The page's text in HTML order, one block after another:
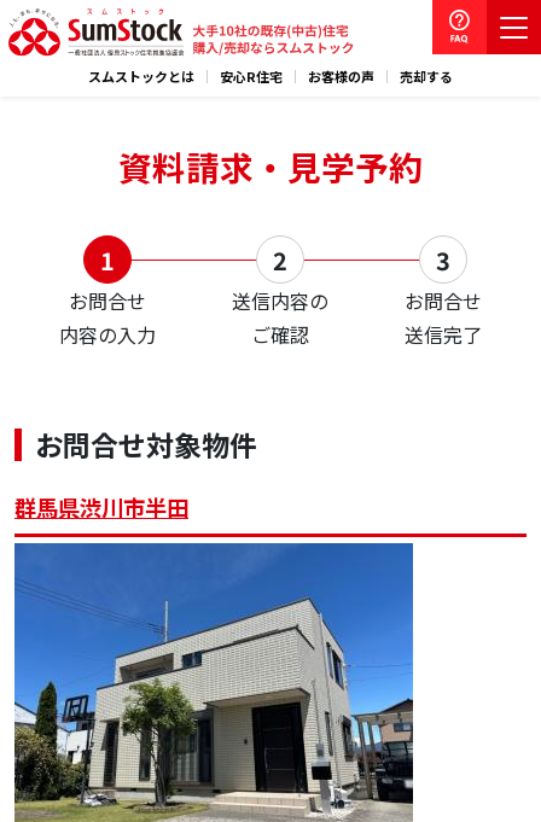
スムストックとは 安心R住宅 お客様の声 売却する
資料請求・見学予約
お問合せ
内容の入力
送信内容の
ご確認
お問合せ
送信完了
お問合せ対象物件
群馬県渋川市半田